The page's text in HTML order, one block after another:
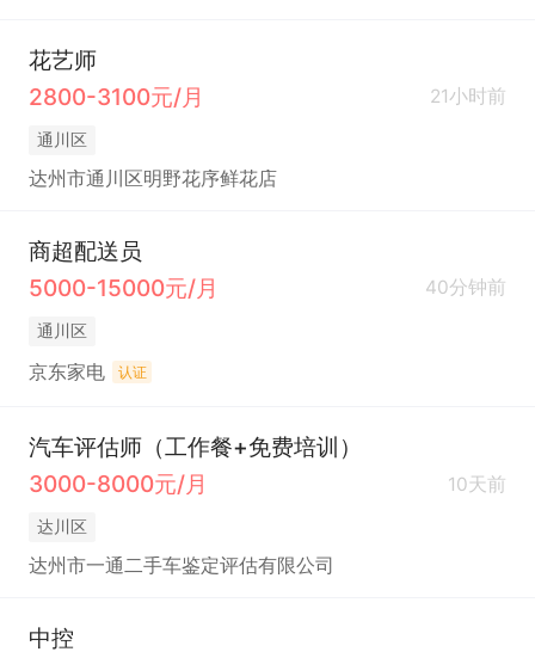
花艺师
2800-3100元/月
21小时前
通川区
达州市通川区明野花序鲜花店
商超配送员
5000-15000元/月
40分钟前
通川区
京东家电 认证
汽车评估师（工作餐+免费培训）
3000-8000元/月
10天前
达川区
达州市一通二手车鉴定评估有限公司
中控